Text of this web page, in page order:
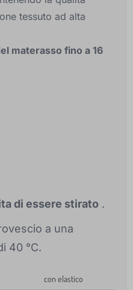
tessuto ad alta
materasso fino a 16
di essere stirato .
a una
40 °C.
con elastico